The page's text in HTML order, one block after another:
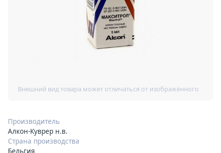
Производитель
Алкон-Куврер н.в.
Страна производства
Бельгия